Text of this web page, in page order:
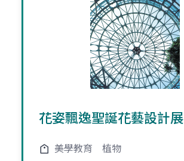
花姿飄逸聖誕花藝設計展
美學教育 植物